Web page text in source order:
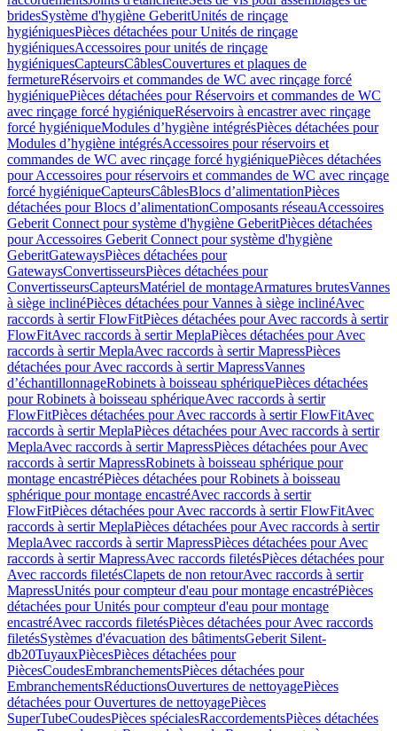
bridesSystème d'hygiène GeberitUnités de rinçage
hygiéniquesPièces détachées pour Unités de rinçage
hygiéniquesAccessoires pour unités de rinçage
hygiéniquesCapteursCâblesCouvertures et plaques de
fermetureRéservoirs et commandes de WC avec rinçage forcé
hygiéniquePièces détachées pour Réservoirs et commandes de WC
avec rinçage forcé hygiéniqueRéservoirs à encastrer avec rinçage
forcé hygiéniqueModules d’hygiène intégrésPièces détachées pour
Modules d’hygiène intégrésAccessoires pour réservoirs et
commandes de WC avec rinçage forcé hygiéniquePièces détachées
pour Accessoires pour réservoirs et commandes de WC avec rinçage
forcé hygiéniqueCapteursCâblesBlocs d’alimentationPièces
détachées pour Blocs d’alimentationComposants réseauAccessoires
Geberit Connect pour système d'hygiène GeberitPièces détachées
pour Accessoires Geberit Connect pour système d'hygiène
GeberitGatewaysPièces détachées pour
GatewaysConvertisseursPièces détachées pour
ConvertisseursCapteursMatériel de montageArmatures brutesVannes
à siège inclinéPièces détachées pour Vannes à siège inclinéAvec
raccords à sertir FlowFitPièces détachées pour Avec raccords à sertir
FlowFitAvec raccords à sertir MeplaPièces détachées pour Avec
raccords à sertir MeplaAvec raccords à sertir MapressPièces
détachées pour Avec raccords à sertir MapressVannes
d’échantillonnageRobinets à boisseau sphériquePièces détachées
pour Robinets à boisseau sphériqueAvec raccords à sertir
FlowFitPièces détachées pour Avec raccords à sertir FlowFitAvec
raccords à sertir MeplaPièces détachées pour Avec raccords à sertir
MeplaAvec raccords à sertir MapressPièces détachées pour Avec
raccords à sertir MapressRobinets à boisseau sphérique pour
montage encastréPièces détachées pour Robinets à boisseau
sphérique pour montage encastréAvec raccords à sertir
FlowFitPièces détachées pour Avec raccords à sertir FlowFitAvec
raccords à sertir MeplaPièces détachées pour Avec raccords à sertir
MeplaAvec raccords à sertir MapressPièces détachées pour Avec
raccords à sertir MapressAvec raccords filetésPièces détachées pour
Avec raccords filetésClapets de non retourAvec raccords à sertir
MapressUnités pour compteur d'eau pour montage encastréPièces
détachées pour Unités pour compteur d'eau pour montage
encastréAvec raccords filetésPièces détachées pour Avec raccords
filetésSystèmes d'évacuation des bâtimentsGeberit Silent-
db20TuyauxPiècesPièces détachées pour
PiècesCoudesEmbranchementsPièces détachées pour
EmbranchementsRéductionsOuvertures de nettoyagePièces
détachées pour Ouvertures de nettoyagePièces
SuperTubeCoudesPièces spécialesRaccordementsPièces détachées